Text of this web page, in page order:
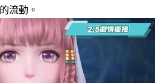
流動。